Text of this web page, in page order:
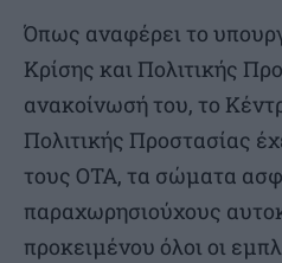
Όπως αναφέρει το
Κρίσης και Πολιτικής
ανακοίνωσή του, το
Πολιτικής Προστασίας
τους ΟΤΑ, τα σώματα
παραχωρησιούχους
προκειμένου όλοι οι